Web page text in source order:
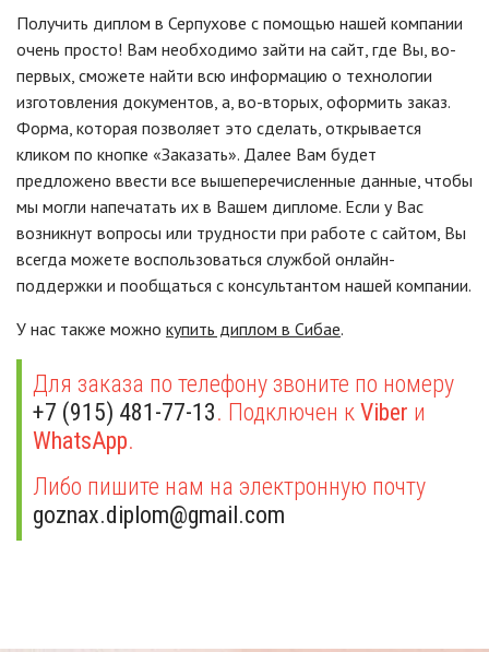
Получить диплом в Серпухове с помощью нашей компании
очень просто! Вам необходимо зайти на сайт, где Вы, во-
первых, сможете найти всю информацию о технологии
изготовления документов, а, во-вторых, оформить заказ.
Форма, которая позволяет это сделать, открывается
кликом по кнопке «Заказать». Далее Вам будет
предложено ввести все вышеперечисленные данные, чтобы
мы могли напечатать их в Вашем дипломе. Если у Вас
возникнут вопросы или трудности при работе с сайтом, Вы
всегда можете воспользоваться службой онлайн-
поддержки и пообщаться с консультантом нашей компании.
У нас также можно купить диплом в Сибае.
Для заказа по телефону звоните по номеру
+7 (915) 481-77-13. Подключен к Viber и
WhatsApp.
Либо пишите нам на электронную почту
goznax.diplom@gmail.com